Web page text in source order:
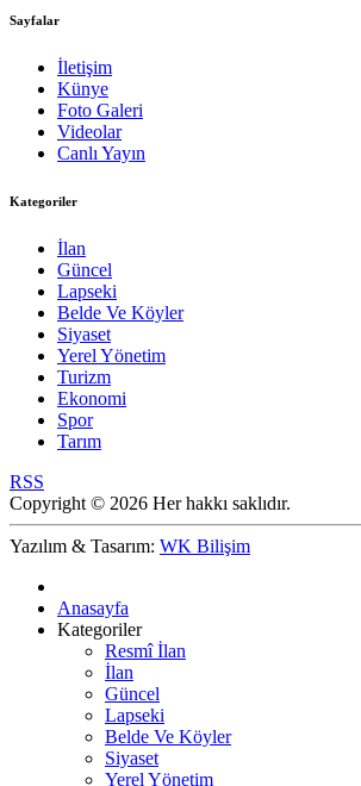
Sayfalar
İletişim
Künye
Foto Galeri
Videolar
Canlı Yayın
Kategoriler
İlan
Güncel
Lapseki
Belde Ve Köyler
Siyaset
Yerel Yönetim
Turizm
Ekonomi
Spor
Tarım
RSS
Copyright © 2026 Her hakkı saklıdır.
Yazılım & Tasarım: WK Bilişim
Anasayfa
Kategoriler
Resmî İlan
İlan
Güncel
Lapseki
Belde Ve Köyler
Siyaset
Yerel Yönetim